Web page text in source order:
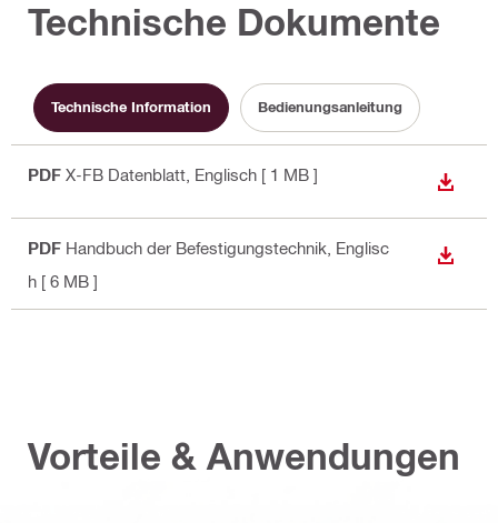
Technische Dokumente
Technische Information Bedienungsanleitung
PDF X-FB Datenblatt , Englisch [ 1 MB ]
PDF Handbuch der Befestigungstechnik , Englisc
h [ 6 MB ]
Vorteile & Anwendungen